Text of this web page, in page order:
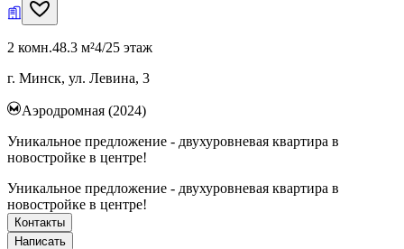
2 комн.48.3 м²4/25 этаж
г. Минск, ул. Левина, 3
Аэродромная (2024)
Уникальное предложение - двухуровневая квартира в
новостройке в центре!
Уникальное предложение - двухуровневая квартира в
новостройке в центре!
Контакты
Написать